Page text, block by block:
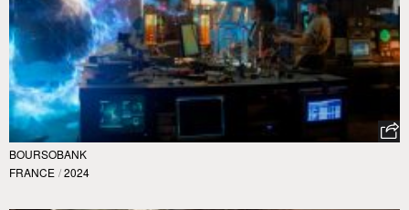
BOURSOBANK
FRANCE / 2024